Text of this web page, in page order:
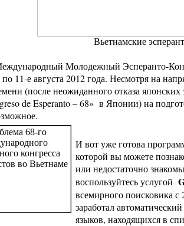
Вьетнамские
Молодежный Эсперанто-
11-е августа 2012 года. Несмотря на
(после неожиданного отказа японских
de Esperanto– 68» в Японии) на
И вот уже готова
которой вы можете
или недостаточно
воспользуйтесь услугой
всемирного поисковика
заработал
языков, находящихся в